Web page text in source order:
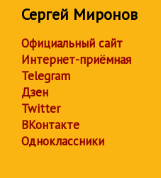
Сергей Миронов
Официальный сайт
Интернет-приёмная
Telegram
Дзен
Twitter
ВКонтакте
Одноклассники